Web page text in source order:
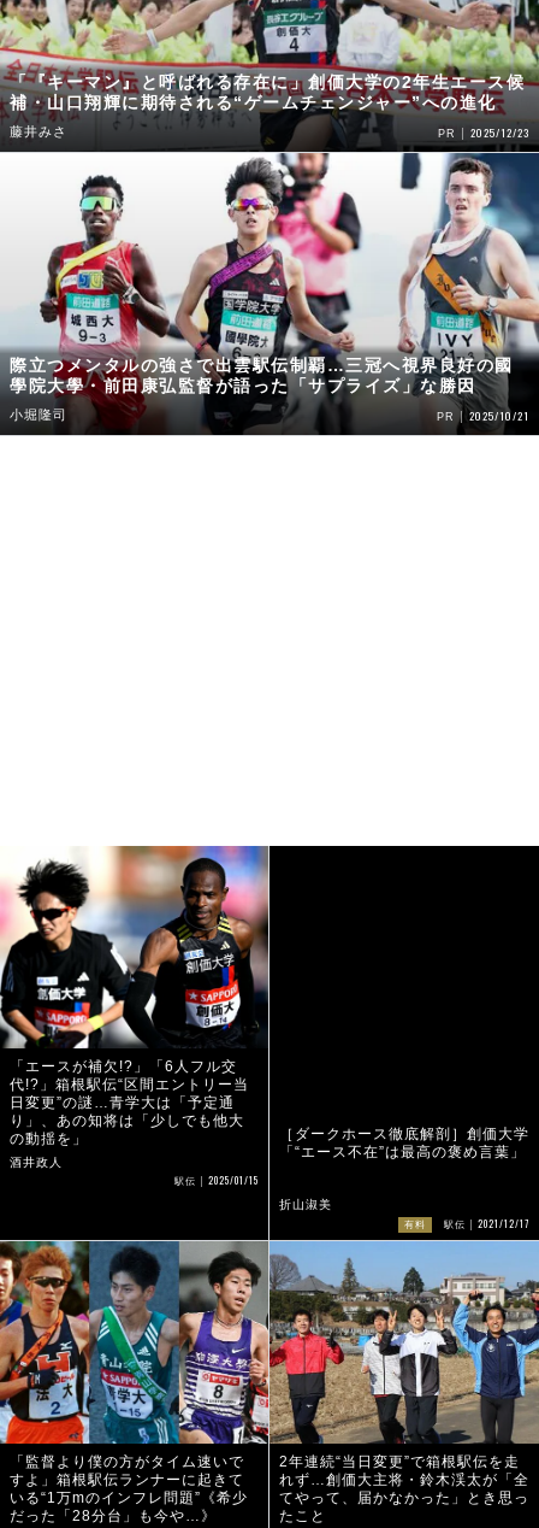
「『キーマン』と呼ばれる存在に」創価大学の2年生エース候
補・山口翔輝に期待される“ゲームチェンジャー”への進化
藤井みさ PR 2025/12/23
際立つメンタルの強さで出雲駅伝制覇…三冠へ視界良好の國
學院大學・前田康弘監督が語った「サプライズ」な勝因
小堀隆司 PR 2025/10/21
「エースが補欠!?」「6人フル交
代!?」箱根駅伝“区間エントリー当
日変更”の謎…青学大は「予定通
り」、あの知将は「少しでも他大
の動揺を」
酒井政人
駅伝 2025/01/15
折山淑美
有料 駅伝 2021/12/17
「監督より僕の方がタイム速いで
すよ」箱根駅伝ランナーに起きて
だった「28分台」も今や…》
酒井政人
駅伝 2021/11/23
2年連続“当日変更”で箱根駅伝を走
れず…創価大主将・鈴木渓太が「全
てやって、届かなかった」とき思っ
たこと
和田悟志